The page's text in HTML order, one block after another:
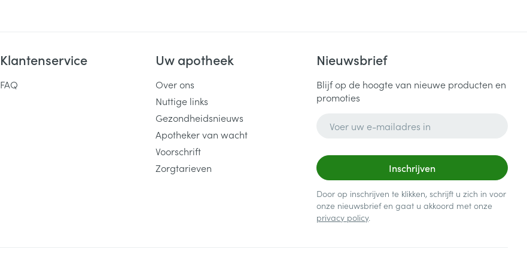
Klantenservice
FAQ
Uw apotheek
Over ons
Nuttige links
Gezondheidsnieuws
Apotheker van wacht
Voorschrift
Zorgtarieven
Nieuwsbrief
Blijf op de hoogte van nieuwe producten en
promoties
Inschrijven
Door op inschrijven te klikken, schrijft u zich in voor
onze nieuwsbrief en gaat u akkoord met onze
privacy policy.